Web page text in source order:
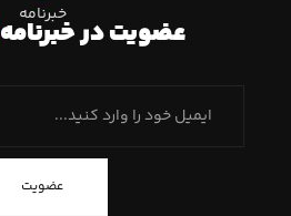
خبرنامه
عضویت در خبرنامه
عضویت